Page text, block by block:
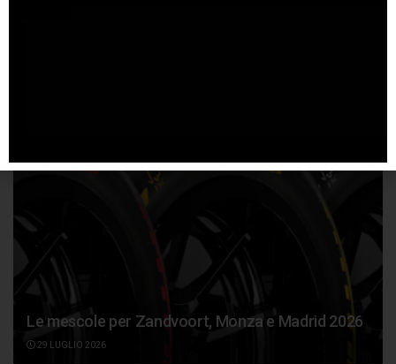
Le mescole per Zandvoort, Monza e Madrid 2026
29 LUGLIO 2026